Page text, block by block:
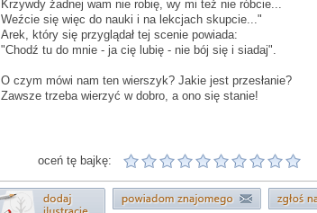
Krzywdy żadnej wam nie robię, wy mi też nie róbcie...
Weźcie się więc do nauki i na lekcjach skupcie..."
Arek, który się przyglądał tej scenie powiada:
"Chodź tu do mnie - ja cię lubię - nie bój się i siadaj".
O czym mówi nam ten wierszyk? Jakie jest przesłanie?
Zawsze trzeba wierzyć w dobro, a ono się stanie!
oceń tę bajkę: